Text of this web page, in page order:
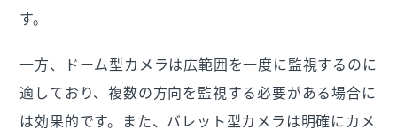
す。
一方、ドーム型カメラは広範囲を一度に監視するのに
適しており、複数の方向を監視する必要がある場合に
は効果的です。また、バレット型カメラは明確にカメ